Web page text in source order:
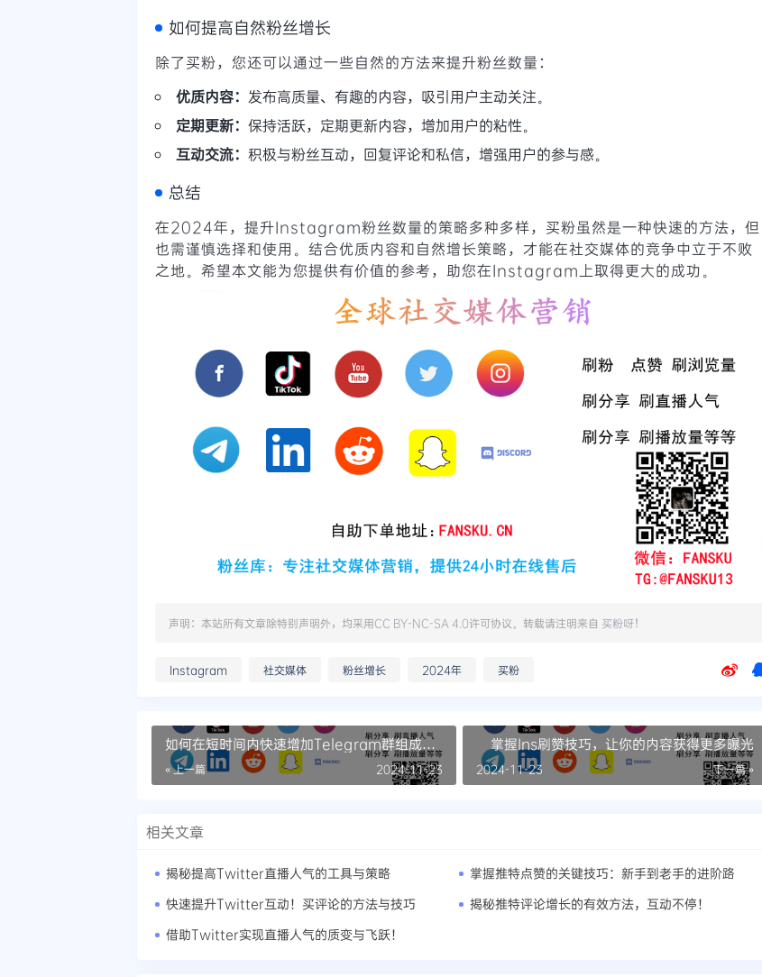
如何提高自然粉丝增长
除了买粉，您还可以通过一些自然的方法来提升粉丝数量：
优质内容： 发布高质量、有趣的内容，吸引用户主动关注。
定期更新： 保持活跃，定期更新内容，增加用户的粘性。
互动交流： 积极与粉丝互动，回复评论和私信，增强用户的参与感。
总结
在2024年，提升Instagram粉丝数量的策略多种多样，买粉虽然是一种快速的方法，但
也需谨慎选择和使用。结合优质内容和自然增长策略，才能在社交媒体的竞争中立于不败
之地。希望本文能为您提供有价值的参考，助您在Instagram上取得更大的成功。
声明：本站所有文章除特别声明外，均采用CC BY-NC-SA 4.0许可协议。转载请注明来自 买粉呀！
Instagram 社交媒体 粉丝增长 2024年 买粉
如何在短时间内快速增加Telegram群组成员
数
« 上一篇 2024-11-23
掌握Ins刷赞技巧，让你的内容获得更多曝光
下一篇 »
2024-11-23
相关文章
揭秘提高Twitter直播人气的工具与策略
掌握推特点赞的关键技巧：新手到老手的进阶路
快速提升Twitter互动！买评论的方法与技巧
揭秘推特评论增长的有效方法，互动不停！
借助Twitter实现直播人气的质变与飞跃！